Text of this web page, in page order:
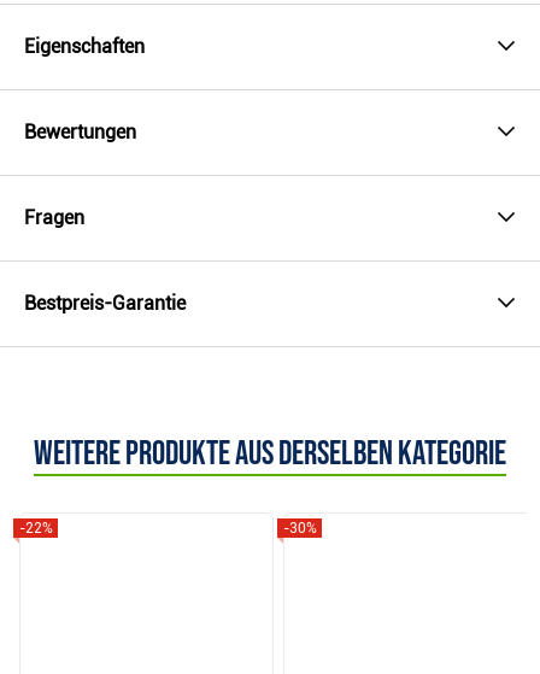
Eigenschaften
Bewertungen
Fragen
Bestpreis-Garantie
Weitere Produkte aus derselben Kategorie
-22% -30%